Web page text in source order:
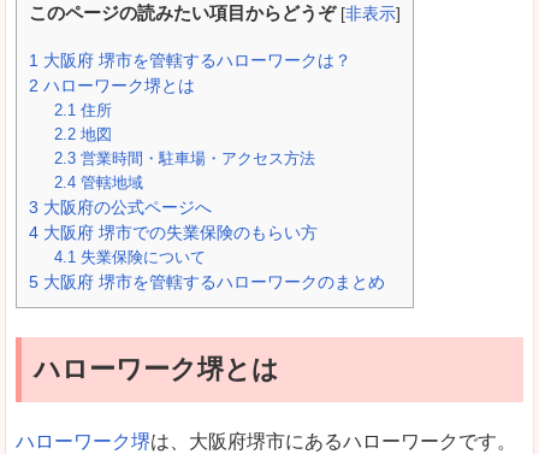
このページの読みたい項目からどうぞ [非表示]
1 大阪府 堺市を管轄するハローワークは？
2 ハローワーク堺とは
2.1 住所
2.2 地図
2.3 営業時間・駐車場・アクセス方法
2.4 管轄地域
3 大阪府の公式ページへ
4 大阪府 堺市での失業保険のもらい方
4.1 失業保険について
5 大阪府 堺市を管轄するハローワークのまとめ
ハローワーク堺とは
ハローワーク堺は、大阪府堺市にあるハローワークです。